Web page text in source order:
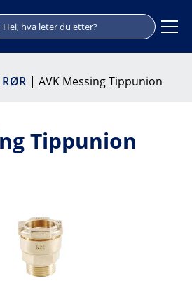
RØR | AVK Messing Tippunion
Tippunion